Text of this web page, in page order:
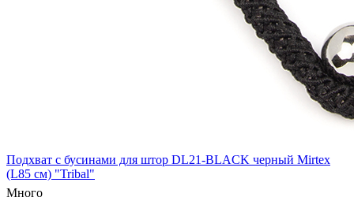
Подхват с бусинами для штор DL21-BLACK черный Mirtex
(L85 см) "Tribal"
Много